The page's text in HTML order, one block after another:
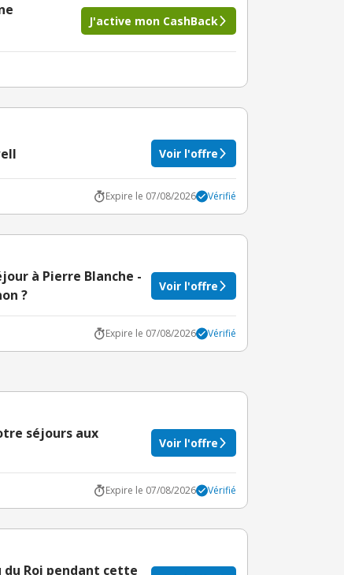
J'active mon CashBack
Voir l'offre
Expire le 07/08/2026 Vérifié
à Pierre Blanche -
?
Voir l'offre
Expire le 07/08/2026 Vérifié
séjours aux
Voir l'offre
Expire le 07/08/2026 Vérifié
du Roi pendant cette